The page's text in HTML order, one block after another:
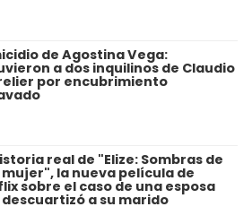
de Agostina Vega:
a dos inquilinos de Claudio
por encubrimiento
real de "Elize: Sombras de
la nueva película de
sobre el caso de una esposa
a su marido